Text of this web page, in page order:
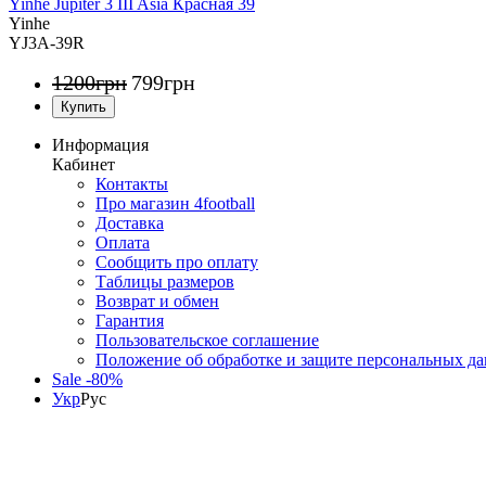
Yinhe
YJ3A-39R
1200грн 799грн
Информация
Кабинет
Контакты
Про магазин 4football
Доставка
Оплата
Сообщить про оплату
Таблицы размеров
Возврат и обмен
Гарантия
Пользовательское соглашение
Положение об обработке и защите персональных
Sale -80%
УкрРус